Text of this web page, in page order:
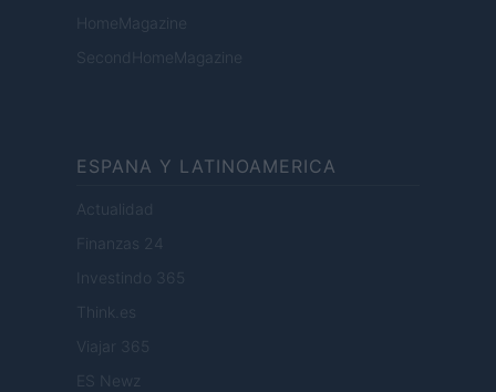
HomeMagazine
SecondHomeMagazine
ESPANA Y LATINOAMERICA
Actualidad
Finanzas 24
Investindo 365
Think.es
Viajar 365
ES Newz